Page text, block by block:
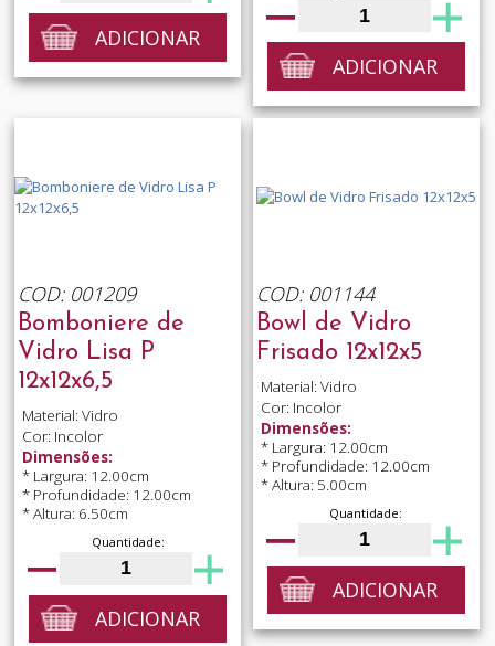
ADICIONAR
ADICIONAR
COD: 001209
Bomboniere de
Vidro Lisa P
12x12x6,5
Material: Vidro
Cor: Incolor
Dimensões:
* Largura: 12.00cm
* Profundidade: 12.00cm
* Altura: 6.50cm
Quantidade:
ADICIONAR
COD: 001144
Bowl de Vidro
Frisado 12x12x5
Material: Vidro
Cor: Incolor
Dimensões:
* Largura: 12.00cm
* Profundidade: 12.00cm
* Altura: 5.00cm
Quantidade:
ADICIONAR